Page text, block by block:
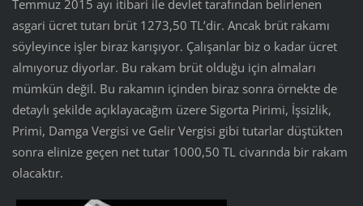
Temmuz 2015 ayı itibari ile devlet tarafından belirlenen
asgari ücret tutarı brüt 1273,50 TL’dir. Ancak brüt rakamı
söyleyince işler biraz karışıyor. Çalışanlar biz o kadar ücret
almıyoruz diyorlar. Bu rakam brüt olduğu için almaları
mümkün değil. Bu rakamın içinden biraz sonra örnekte de
detaylı şekilde açıklayacağım üzere Sigorta Pirimi, İşsizlik,
Primi, Damga Vergisi ve Gelir Vergisi gibi tutarlar düştükten
sonra elinize geçen net tutar 1000,50 TL civarında bir rakam
olacaktır.